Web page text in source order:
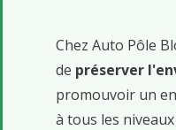
Chez Auto Pôle
de préserver
promouvoir un
à tous les